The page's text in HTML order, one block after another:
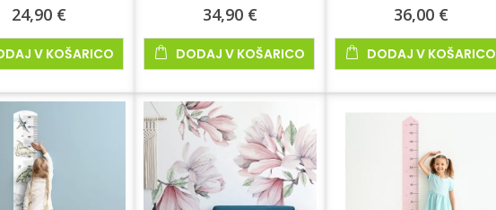
24,90 €
V KOŠARICO
34,90 €
DODAJ V KOŠARICO
36,00 €
DODAJ V KOŠARICO